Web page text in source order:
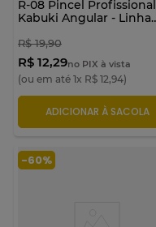
R-08 Pincel Profissional
Kabuki Angular - Linha
R$ 19,90
R$ 12,29no PIX à vista
(ou em até 1x R$ 12,94)
ADICIONAR À SACOLA
-60%